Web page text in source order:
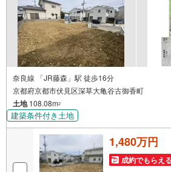
奈良線 「JR藤森」駅 徒歩16分
京都府京都市伏見区深草大亀谷古御香町
土地108.08m2
建築条件付き土地
1,480万円
成約でもらえる